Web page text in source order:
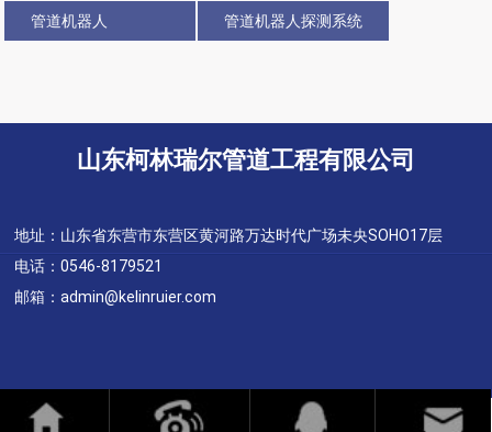
管道机器人 管道机器人探测系统
山东柯林瑞尔管道工程有限公司
地址：山东省东营市东营区黄河路万达时代广场未央SOHO17层
电话：0546-8179521
邮箱：admin@kelinruier.com